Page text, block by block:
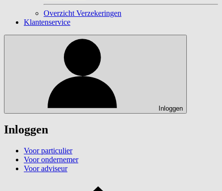
Overzicht Verzekeringen
Klantenservice
Inloggen
Inloggen
Voor particulier
Voor ondernemer
Voor adviseur